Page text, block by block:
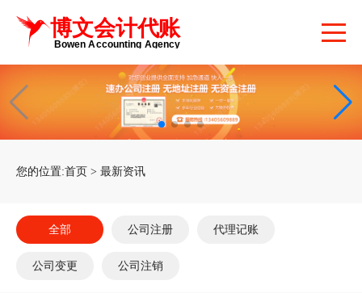
您的位置:首页 > 最新资讯
全部 公司注册 代理记账
公司变更 公司注销